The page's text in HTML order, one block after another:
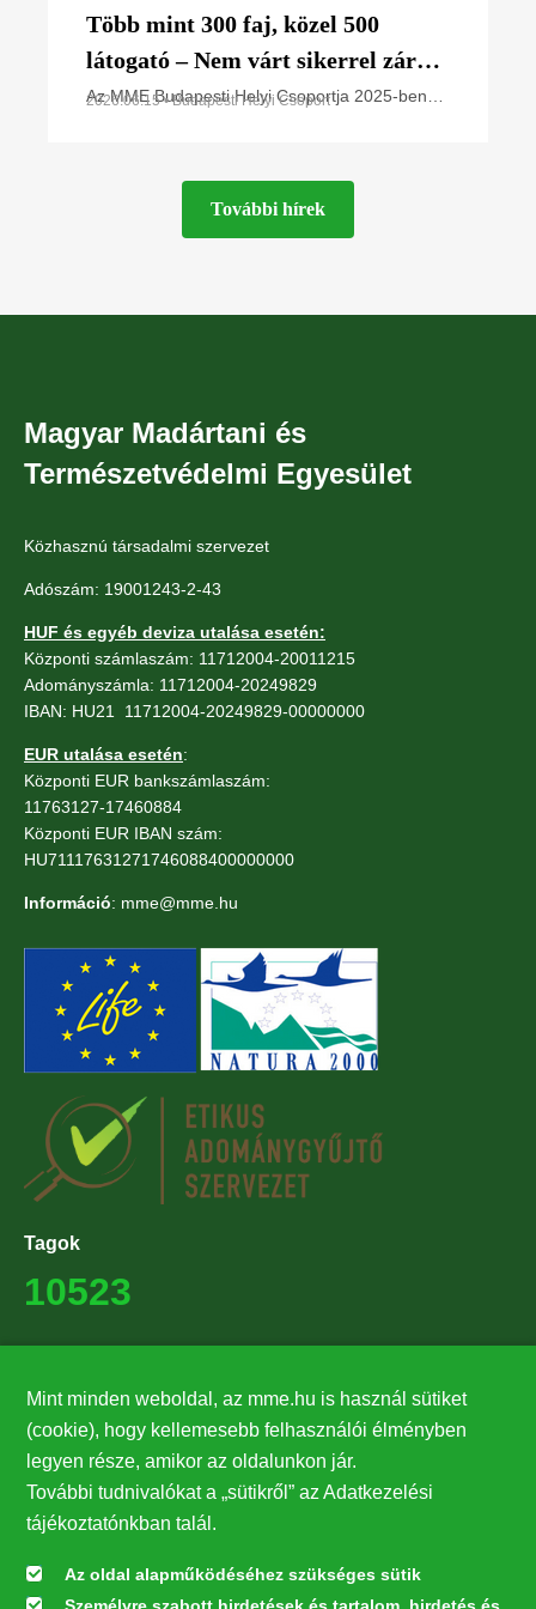
Több mint 300 faj, közel 500
látogató – Nem várt sikerrel zárult
a Budapesti Helyi Csoport 1.
Az MME Budapesti Helyi Csoportja 2025-ben
2026.06.15 • Budapesti Helyi Csoport
További hírek
Magyar Madártani és
Természetvédelmi Egyesület
Közhasznú társadalmi szervezet
Adószám: 19001243-2-43
HUF és egyéb deviza utalása esetén:
Központi számlaszám: 11712004-20011215
Adományszámla: 11712004-20249829
IBAN: HU21 11712004-20249829-00000000
EUR utalása esetén:
Központi EUR bankszámlaszám:
11763127-17460884
Központi EUR IBAN szám:
HU71117631271746088400000000
Információ: mme@mme.hu
Tagok
10523
27224
Hírlevél feliratkozás
Értesüljön elsőként legfrissebb híreinkről, eseményeinkről!
Mint minden weboldal, az mme.hu is használ sütiket
(cookie), hogy kellemesebb felhasználói élményben
legyen része, amikor az oldalunkon jár.
További tudnivalókat a „sütikről” az Adatkezelési
tájékoztatónkban talál.
Az oldal alapműködéséhez szükséges sütik